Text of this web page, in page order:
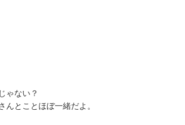
ゃない？
んとことほぼ一緒だよ。